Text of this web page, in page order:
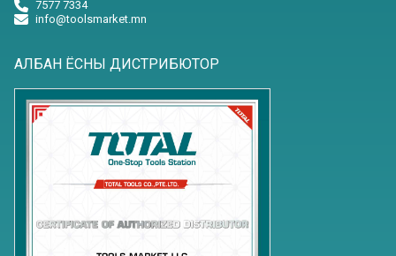
7577 7334
info@toolsmarket.mn
АЛБАН ЁСНЫ ДИСТРИБЮТОР